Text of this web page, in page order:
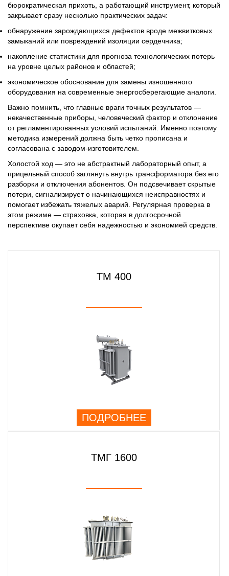
бюрократическая прихоть, а работающий инструмент, который
закрывает сразу несколько практических задач:
обнаружение зарождающихся дефектов вроде межвитковых
замыканий или повреждений изоляции сердечника;
накопление статистики для прогноза технологических потерь
на уровне целых районов и областей;
экономическое обоснование для замены изношенного
оборудования на современные энергосберегающие аналоги.
Важно помнить, что главные враги точных результатов —
некачественные приборы, человеческий фактор и отклонение
от регламентированных условий испытаний. Именно поэтому
методика измерений должна быть четко прописана и
согласована с заводом-изготовителем.
Холостой ход — это не абстрактный лабораторный опыт, а
прицельный способ заглянуть внутрь трансформатора без его
разборки и отключения абонентов. Он подсвечивает скрытые
потери, сигнализирует о начинающихся неисправностях и
помогает избежать тяжелых аварий. Регулярная проверка в
этом режиме — страховка, которая в долгосрочной
перспективе окупает себя надежностью и экономией средств.
ТМ 400
ПОДРОБНЕЕ
ТМГ 1600